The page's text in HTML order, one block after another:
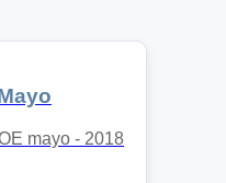
mayo - 2018